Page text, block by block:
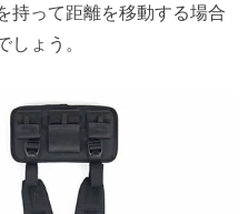
持って距離を移動する場合
ょう。